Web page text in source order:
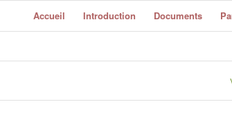
Accueil Introduction Documents